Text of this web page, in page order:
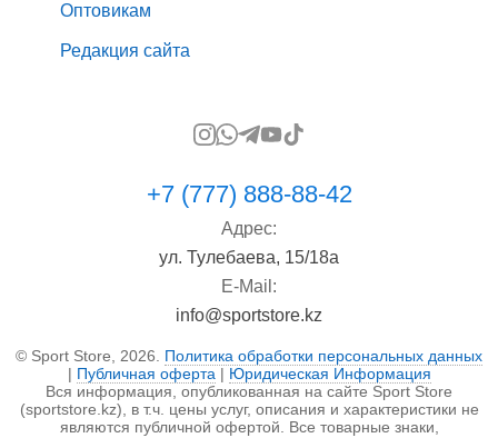
Оптовикам
Редакция сайта
+7 (777) 888-88-42
Адрес:
ул. Тулебаева, 15/18а
E-Mail:
info@sportstore.kz
© Sport Store, 2026. Политика обработки персональных данных
| Публичная оферта | Юридическая Информация
Вся информация, опубликованная на сайте Sport Store
(sportstore.kz), в т.ч. цены услуг, описания и характеристики не
являются публичной офертой. Все товарные знаки,